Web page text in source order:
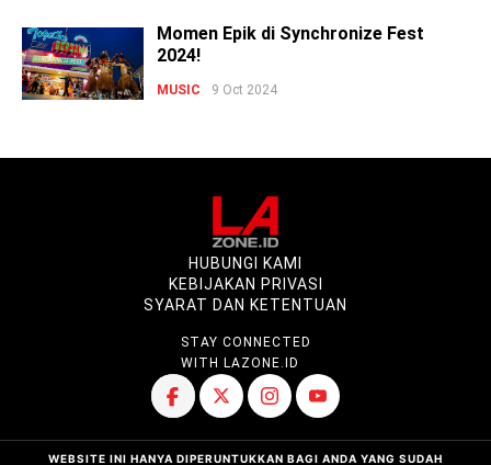
Momen Epik di Synchronize Fest
2024!
MUSIC 9 Oct 2024
HUBUNGI KAMI
KEBIJAKAN PRIVASI
SYARAT DAN KETENTUAN
STAY CONNECTED
WITH LAZONE.ID
WEBSITE INI HANYA DIPERUNTUKKAN BAGI ANDA YANG SUDAH